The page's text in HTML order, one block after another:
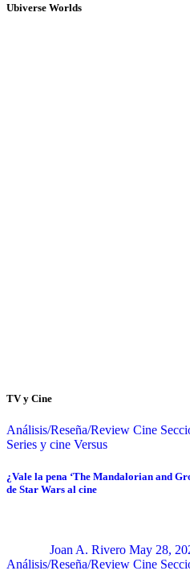
Ubiverse Worlds
TV y Cine
Análisis/Reseña/Review Cine
Series y cine Versus
¿Vale la pena ‘The Mandalorian and
de Star Wars al cine
Joan A. Rivero May 28,
Análisis/Reseña/Review Cine